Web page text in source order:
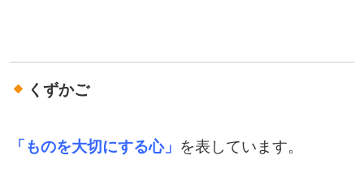
くずかご
「ものを大切にする心」 を表しています。